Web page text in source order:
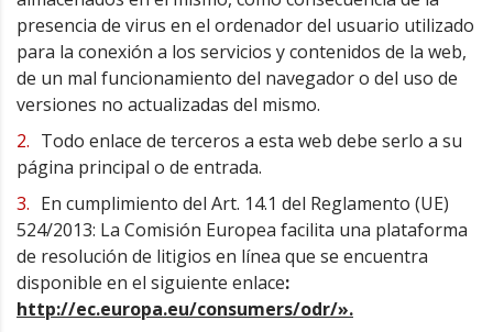
presencia de virus en el ordenador del usuario utilizado
para la conexión a los servicios y contenidos de la web,
de un mal funcionamiento del navegador o del uso de
versiones no actualizadas del mismo.
Todo enlace de terceros a esta web debe serlo a su
página principal o de entrada.
En cumplimiento del Art. 14.1 del Reglamento (UE)
524/2013: La Comisión Europea facilita una plataforma
de resolución de litigios en línea que se encuentra
disponible en el siguiente enlace:
http://ec.europa.eu/consumers/odr/».